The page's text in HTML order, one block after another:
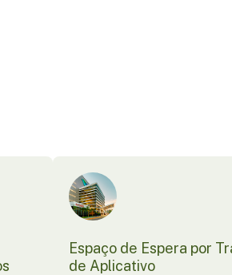
Espaço de Espera por
de Aplicativo